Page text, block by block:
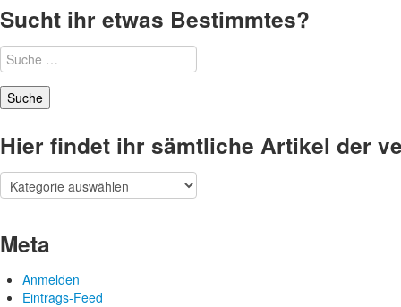
Sucht ihr etwas Bestimmtes?
Suche
nach:
Hier findet ihr sämtliche Artikel der
Hier
findet
sämtliche
Artikel
verschiedenen
Meta
Anmelden
Eintrags-Feed